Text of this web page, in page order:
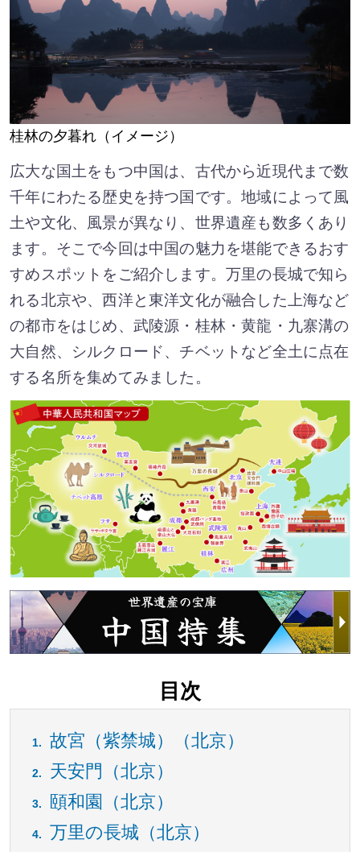
桂林の夕暮れ（イメージ）
広大な国土をもつ中国は、古代から近現代まで数
千年にわたる歴史を持つ国です。地域によって風
土や文化、風景が異なり、世界遺産も数多くあり
ます。そこで今回は中国の魅力を堪能できるおす
すめスポットをご紹介します。万里の長城で知ら
れる北京や、西洋と東洋文化が融合した上海など
の都市をはじめ、武陵源・桂林・黄龍・九寨溝の
大自然、シルクロード、チベットなど全土に点在
する名所を集めてみました。
目次
故宮（紫禁城）（北京）
天安門（北京）
頤和園（北京）
万里の長城（北京）